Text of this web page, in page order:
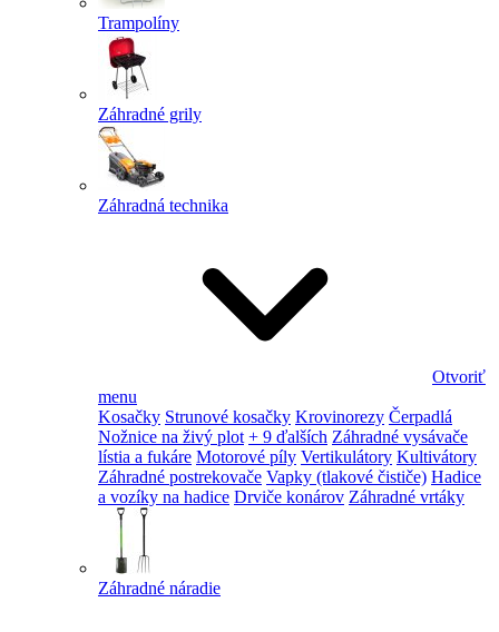
Trampolíny
Záhradné grily
Záhradná technika
Otvoriť
menu
Kosačky Strunové kosačky Krovinorezy Čerpadlá
Nožnice na živý plot + 9 ďalších Záhradné vysávače
lístia a fukáre Motorové píly Vertikulátory Kultivátory
Záhradné postrekovače Vapky (tlakové čističe) Hadice
a vozíky na hadice Drviče konárov Záhradné vrtáky
Záhradné náradie